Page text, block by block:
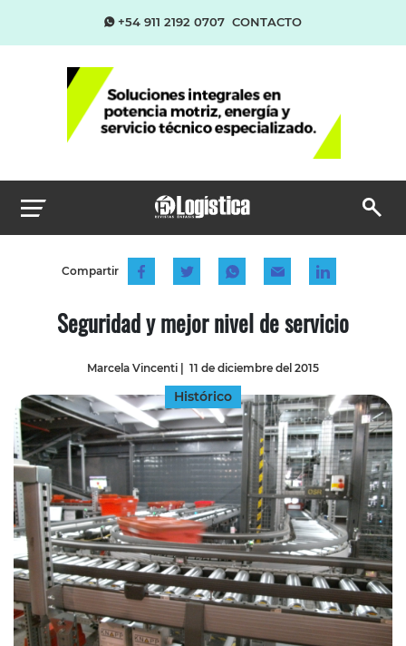
+54 911 2192 0707 CONTACTO
Compartir
Seguridad y mejor nivel de servicio
Marcela Vincenti | 11 de diciembre del 2015
Histórico